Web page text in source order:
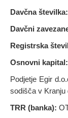
Davčna številka:
Davčni
Registrska
Osnovni kapital:
Podjetje Egir
sodišča v Kranju
TRR (banka):